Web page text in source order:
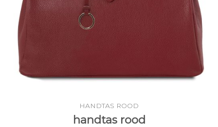
HANDTAS ROOD
handtas rood